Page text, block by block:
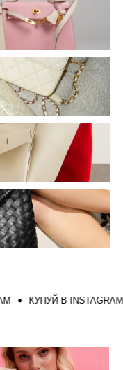
КУПУЙ В INSTAGRAM